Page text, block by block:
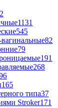
1131
545
82
79
191
268
165
типа37
Stroker171